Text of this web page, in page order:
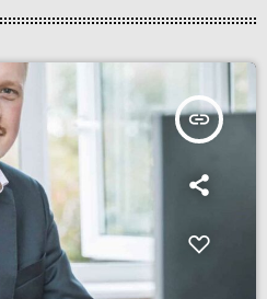
insert_link